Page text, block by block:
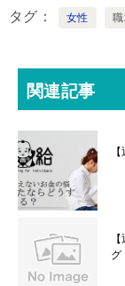
タグ 女性
関連記事
グ